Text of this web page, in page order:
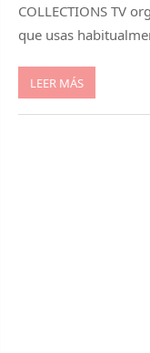
COLLECTIONS TV
que usas
LEER MÁS